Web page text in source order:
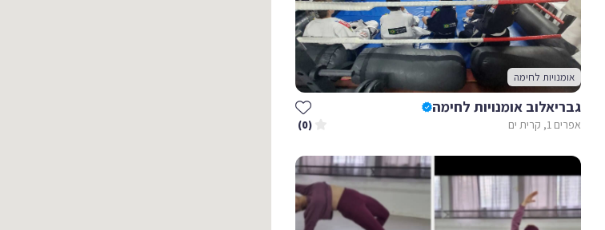
אומנויות לחימה
גבריאלוב אומנויות לחימה
אפרים 1, קרית ים (0)